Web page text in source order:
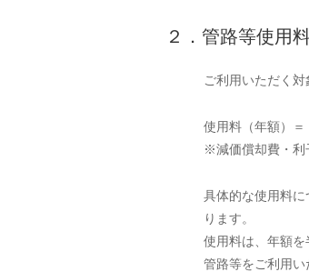
２．管路等使用
ご利用いただく
使用料（年額）
※減価償却費・利
具体的な使用料
ります。
使用料は、年額を
管路等をご利用い